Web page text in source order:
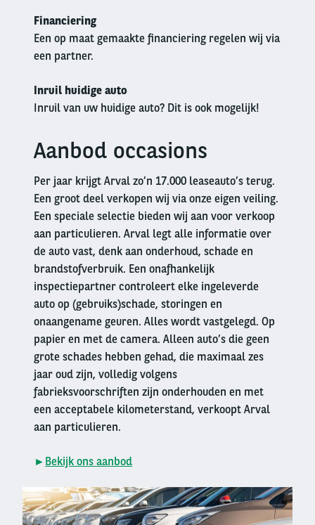
Financiering
Een op maat gemaakte financiering regelen wij via
een partner.
Inruil huidige auto
Inruil van uw huidige auto? Dit is ook mogelijk!
columnAanbod occasions
Per jaar krijgt Arval zo’n 17.000 leaseauto’s terug.
Een groot deel verkopen wij via onze eigen veiling.
Een speciale selectie bieden wij aan voor verkoop
aan particulieren. Arval legt alle informatie over
de auto vast, denk aan onderhoud, schade en
brandstofverbruik. Een onafhankelijk
inspectiepartner controleert elke ingeleverde
auto op (gebruiks)schade, storingen en
onaangename geuren. Alles wordt vastgelegd. Op
papier en met de camera. Alleen auto’s die geen
grote schades hebben gehad, die maximaal zes
jaar oud zijn, volledig volgens
fabrieksvoorschriften zijn onderhouden en met
een acceptabele kilometerstand, verkoopt Arval
aan particulieren.
► Bekijk ons aanbod
Right
column